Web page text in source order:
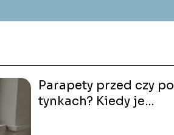
Parapety przed czy po
tynkach? Kiedy je